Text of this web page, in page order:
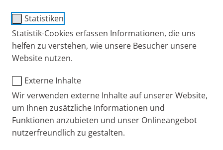
Statistiken
Statistik-Cookies erfassen Informationen, die uns
helfen zu verstehen, wie unsere Besucher unsere
Website nutzen.
Externe Inhalte
Wir verwenden externe Inhalte auf unserer Website,
um Ihnen zusätzliche Informationen und
Funktionen anzubieten und unser Onlineangebot
nutzerfreundlich zu gestalten.
Mit bestimmten Übungen kann der Schleim in der
Lunge und den Bronchien mobilisiert werden. So
kann der Schleim einfacher und schneller
abgehustet werden.
Schleimbildung in der Lunge bei Infekten ist eine
normale Reaktion des Körpers. Die Becherzellen